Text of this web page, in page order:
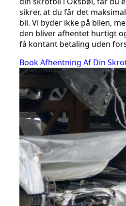
sikrer, at du får det
bil. Vi byder ikke på bilen,
den bliver afhentet hurtigt
få kontant betaling uden
Book Afhentning Af Din